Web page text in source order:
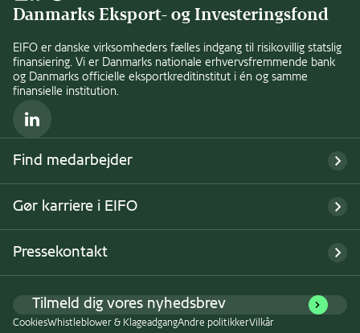
Danmarks Eksport- og Investeringsfond
EIFO er danske virksomheders fælles indgang til risikovillig statslig
finansiering. Vi er Danmarks nationale erhvervsfremmende bank
og Danmarks officielle eksportkreditinstitut i én og samme
finansielle institution.
LinkedIn
Find medarbejder
Gør karriere i EIFO
Pressekontakt
Tilmeld dig vores nyhedsbrev
CookiesWhistleblower & KlageadgangAndre politikkerVilkår